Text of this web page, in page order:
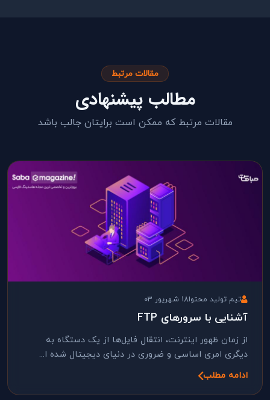
مقالات مرتبط
مطالب پیشنهادی
مقالات مرتبط که ممکن است برایتان جالب باشد
تیم تولید محتوا18 شهریور 03
آشنایی با سرورهای FTP
از زمان ظهور اینترنت، انتقال فایل‌ها از یک دستگاه به
دیگری امری اساسی و ضروری در دنیای دیجیتال شده ا...
ادامه مطلب